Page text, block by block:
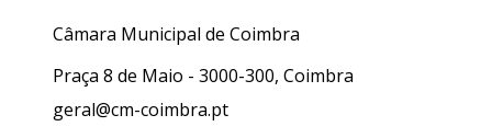
Câmara Municipal de Coimbra
Praça 8 de Maio - 3000-300, Coimbra
geral@cm-coimbra.pt